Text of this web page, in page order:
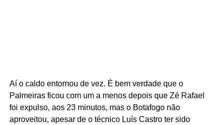
Aí o caldo entornou de vez. É bem verdade que o
Palmeiras ficou com um a menos depois que Zé Rafael
foi expulso, aos 23 minutos, mas o Botafogo não
aproveitou, apesar de o técnico Luís Castro ter sido